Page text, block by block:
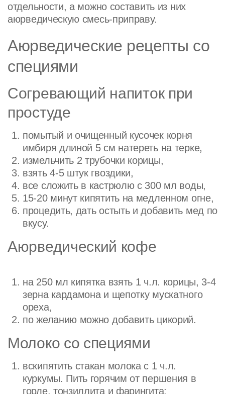
отдельности, а можно составить из них
аюрведическую смесь-приправу.
Аюрведические рецепты со
специями
Согревающий напиток при
простуде
помытый и очищенный кусочек корня
имбиря длиной 5 см натереть на терке,
измельчить 2 трубочки корицы,
взять 4-5 штук гвоздики,
все сложить в кастрюлю с 300 мл воды,
15-20 минут кипятить на медленном огне,
процедить, дать остыть и добавить мед по
вкусу.
Аюрведический кофе
на 250 мл кипятка взять 1 ч.л. корицы, 3-4
зерна кардамона и щепотку мускатного
ореха,
по желанию можно добавить цикорий.
Молоко со специями
вскипятить стакан молока с 1 ч.л.
куркумы. Пить горячим от першения в
горле, тонзиллита и фарингита;